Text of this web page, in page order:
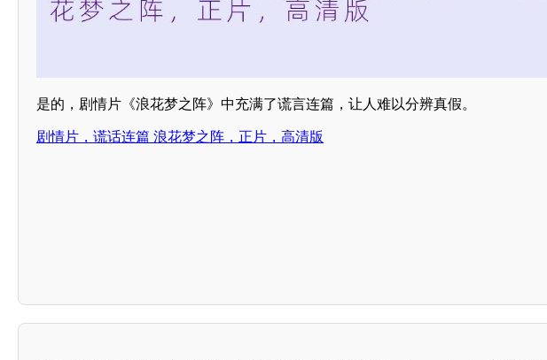
是的，剧情片《浪花梦之阵》中充满了谎言连篇，让人难以分辨真假。
剧情片，谎话连篇 浪花梦之阵，正片，高清版